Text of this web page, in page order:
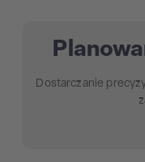
Dostarczanie